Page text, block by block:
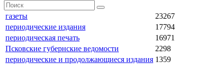
газеты
23267
периодические издания
17794
периодическая печать
16971
Псковские губернские ведомости
2298
периодические и продолжающиеся издания 1359